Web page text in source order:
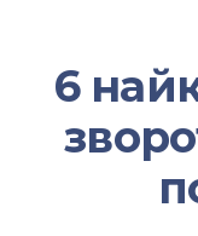
6